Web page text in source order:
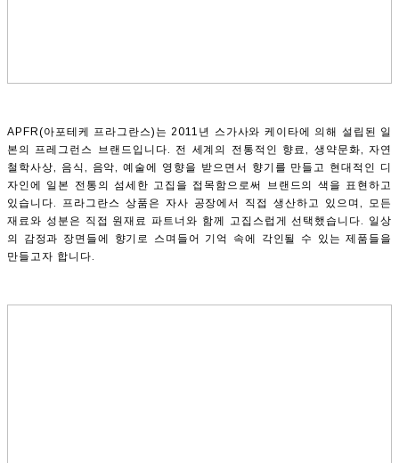
APFR(아포테케 프라그란스)는 2011년 스가사와 케이타에 의해 설립된 일
본의 프레그런스 브랜드입니다. 전 세계의 전통적인 향료, 생약문화, 자연
철학사상, 음식, 음악, 예술에 영향을 받으면서 향기를 만들고 현대적인 디
자인에 일본 전통의 섬세한 고집을 접목함으로써 브랜드의 색을 표현하고
있습니다. 프라그란스 상품은 자사 공장에서 직접 생산하고 있으며, 모든
재료와 성분은 직접 원재료 파트너와 함께 고집스럽게 선택했습니다. 일상
의 감정과 장면들에 향기로 스며들어 기억 속에 각인될 수 있는 제품들을
만들고자 합니다.